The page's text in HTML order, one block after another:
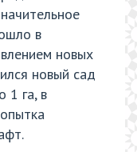
в
новых
новый сад
1 га, в